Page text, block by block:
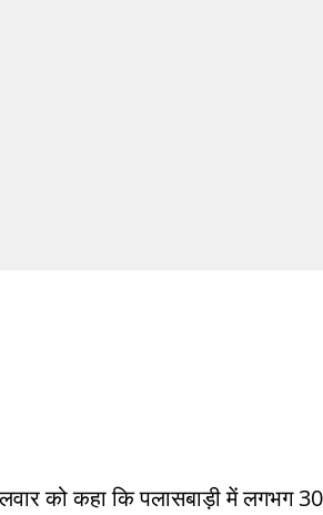
को कहा कि पलासबाड़ी में लगभग